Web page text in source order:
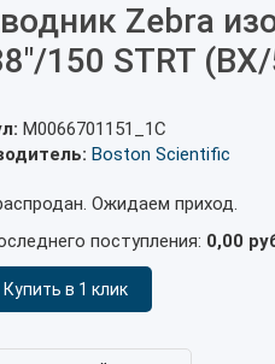
Zebra
150 STRT
M0066701151_1С
Boston Scientific
Ожидаем приход.
поступления: 0,00
Купить в 1 клик